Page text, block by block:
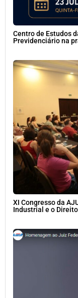
Centro de Estudos
Previdenciário na
XI Congresso da
Industrial e o Direito